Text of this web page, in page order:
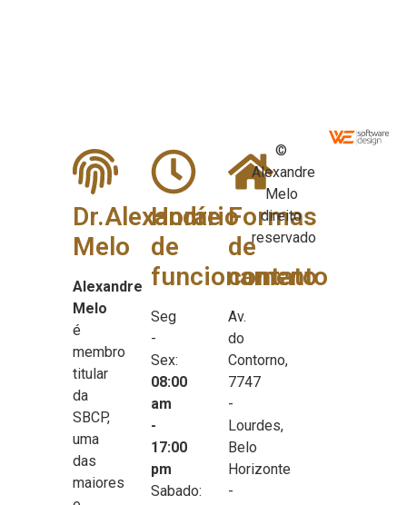
Dr.Alexandre
Melo
Alexandre
Melo
é
membro
titular
da
SBCP,
uma
das
maiores
Horário
de
funcionamento
Seg
-
Sex:
08:00
am
-
17:00
pm
Sabado:
Formas
de
contato
Av.
do
Contorno,
7747
-
Lourdes,
Belo
Horizonte
-
©
Alexandre
Melo
direito
reservado